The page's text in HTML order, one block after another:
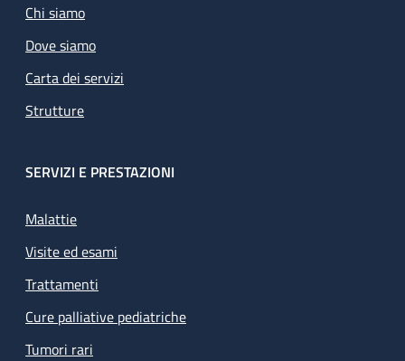
Chi siamo
Dove siamo
Carta dei servizi
Strutture
SERVIZI E PRESTAZIONI
Malattie
Visite ed esami
Trattamenti
Cure palliative pediatriche
Tumori rari